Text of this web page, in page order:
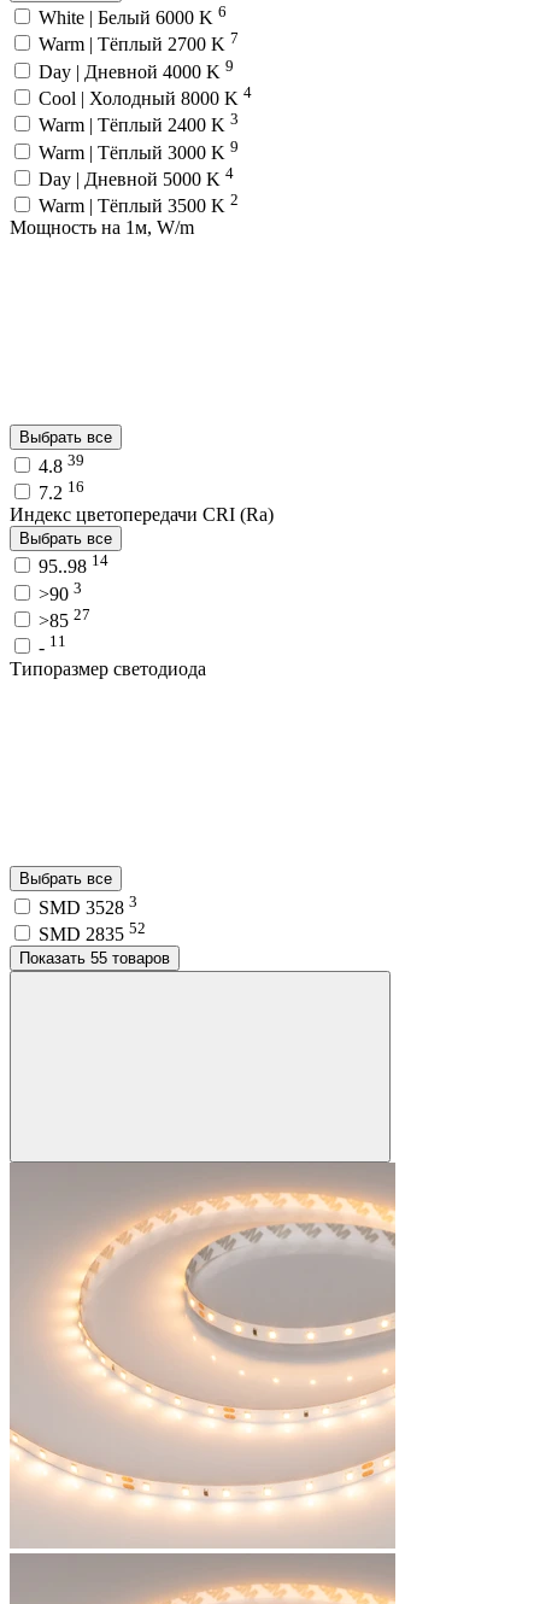
White | Белый 6000 K 6
Warm | Тёплый 2700 K 7
Day | Дневной 4000 K 9
Cool | Холодный 8000 K 4
Warm | Тёплый 2400 K 3
Warm | Тёплый 3000 K 9
Day | Дневной 5000 K 4
Warm | Тёплый 3500 K 2
Мощность на 1м, W/m
Выбрать все
4.8 39
7.2 16
Индекс цветопередачи CRI (Ra)
Выбрать все
95..98 14
>90 3
>85 27
- 11
Типоразмер светодиода
Выбрать все
SMD 3528 3
SMD 2835 52
Показать 55 товаров